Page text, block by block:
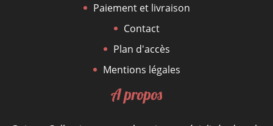
Paiement et livraison
Contact
Plan d'accès
Mentions légales
A propos